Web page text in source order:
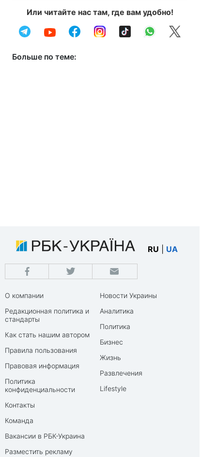
Или читайте нас там, где вам удобно!
Больше по теме:
RU UA
О компании
Редакционная политика и
стандарты
Как стать нашим автором
Правила пользования
Правовая информация
Политика
конфиденциальности
Контакты
Команда
Вакансии в РБК-Украина
Разместить рекламу
Новости Украины
Аналитика
Политика
Бизнес
Жизнь
Развлечения
Lifestyle